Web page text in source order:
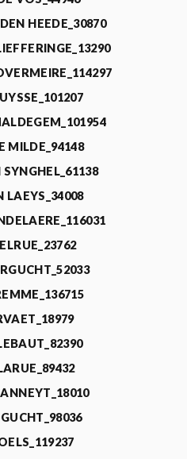
HEEDE_30870
MILDE_94148
LAEYS_34008